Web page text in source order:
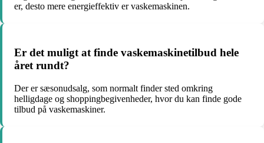
er, desto mere energieffektiv er vaskemaskinen.
Er det muligt at finde vaskemaskinetilbud hele
året rundt?
Der er sæsonudsalg, som normalt finder sted omkring
helligdage og shoppingbegivenheder, hvor du kan finde gode
tilbud på vaskemaskiner.